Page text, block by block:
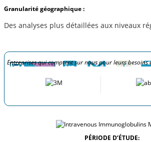
Granularité géographique :
Des analyses plus détaillées aux niveaux
Entreprises qui comptent sur nous pour leurs besoins
PÉRIODE D’ÉTUDE: